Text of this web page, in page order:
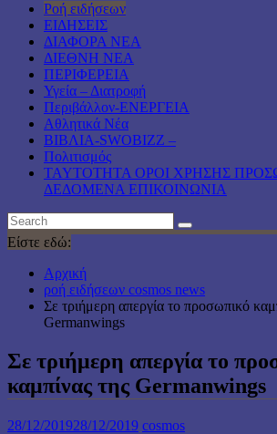
Ροή ειδήσεων
ΕΙΔΗΣΕΙΣ
ΔΙΑΦΟΡΑ ΝΕΑ
ΔΙΕΘΝΗ ΝΕΑ
ΠΕΡΙΦΕΡΕΙΑ
Υγεία – Διατροφή
Περιβάλλον-ΕΝΕΡΓΕΙΑ
Αθλητικά Νέα
ΒΙΒΛΙΑ-SWOBIZZ –
Πολιτισμός
TAYTOTHTA ΟΡΟΙ ΧΡΗΣΗΣ
ΔΕΔΟΜΕΝΑ ΕΠΙΚΟΙΝΩΝΙΑ
Είστε εδώ:
Αρχική
ροή ειδήσεων cosmos news
Σε τριήμερη απεργία το προσωπικό
Germanwings
Σε τριήμερη απεργία το
καμπίνας της Germanwings
28/12/201928/12/2019 cosmos